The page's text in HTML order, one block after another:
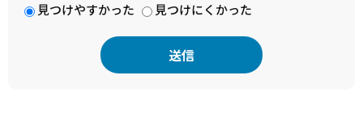
見つけやすかった
見つけにくかった